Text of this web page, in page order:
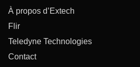
À propos d’Extech
Flir
Teledyne Technologies
Contact